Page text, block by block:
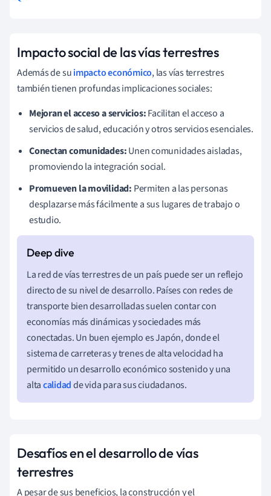
Impacto social de las vías terrestres
Además de suimpacto económico, las vías terrestres
también tienen profundas implicaciones sociales:
Mejoran el acceso a servicios:Facilitan el acceso a
servicios de salud, educación y otros servicios esenciales.
Conectan comunidades:Unen comunidades aisladas,
promoviendo la integración social.
Promueven la movilidad: Permiten a las personas
desplazarse más fácilmente a sus lugares de trabajo o
estudio.
La red de vías terrestres de un país puede ser un reflejo
directo de su nivel de desarrollo. Países con redes de
transporte bien desarrolladas suelen contar con
economías más dinámicas y sociedades más
conectadas. Un buen ejemplo es Japón, donde el
sistema de carreteras y trenes de alta velocidad ha
permitido un desarrollo económico sostenido y una
altacalidadde vida para sus ciudadanos.
Desafíos en el desarrollo de vías
terrestres
A pesar de sus beneficios, la construcción y el